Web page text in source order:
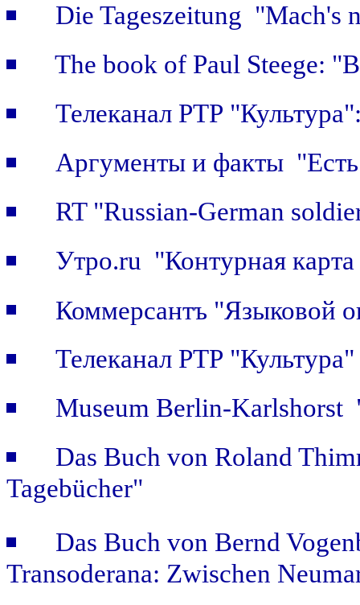
Die Tageszeitung "Mach's
The book of Paul Steege:
Телеканал РТР
Аргументы и факты
RT "Russian-German
Утро.ru "Контурная
Коммерсантъ "Языковой
Телеканал РТР
Museum Berlin-Karlshorst
Das Buch von Roland
Tagebücher"
Das Buch von Bernd
Transoderana: Zwischen